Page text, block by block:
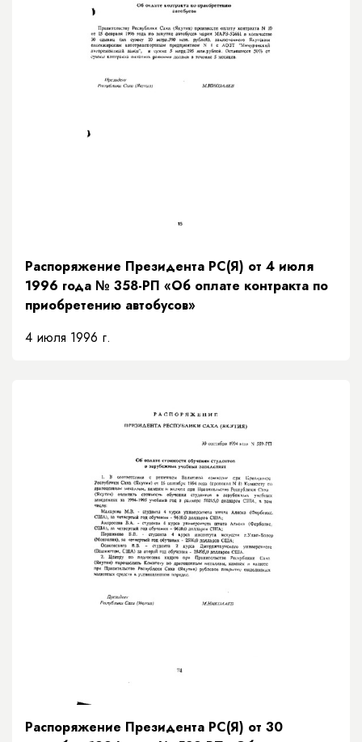
Распоряжение Президента РС(Я) от 4 июля
1996 года № 358-РП «Об оплате контракта по
приобретению автобусов»
4 июля 1996 г.
Распоряжение Президента РС(Я) от 30